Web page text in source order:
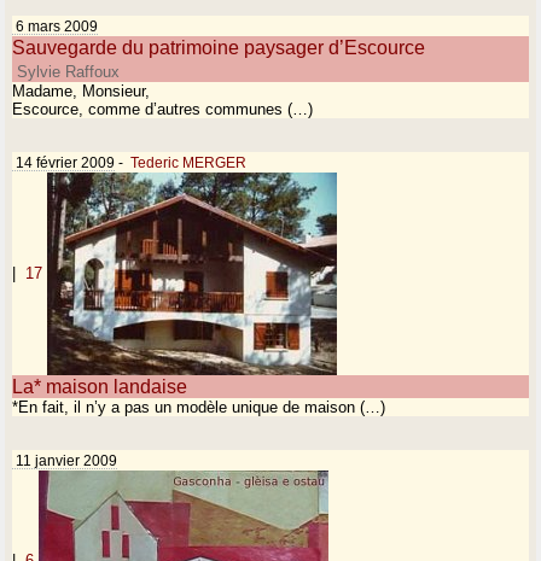
6 mars 2009
Sauvegarde du patrimoine paysager d’Escource
Sylvie Raffoux
Madame, Monsieur,
Escource, comme d’autres communes (…)
14 février 2009 - Tederic MERGER
| 17
La* maison landaise
*En fait, il n’y a pas un modèle unique de maison (…)
11 janvier 2009